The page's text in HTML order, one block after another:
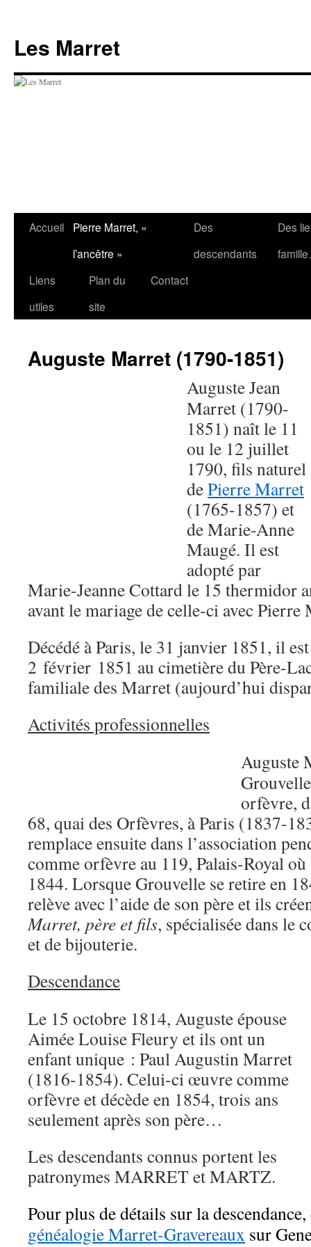
contenu
Les Marret
Accueil
Pierre Marret, «
l’ancêtre »
Des
descendants
Des
Liens
utiles
Plan du
site
Contact
Auguste Marret (1790-1851)
Auguste Jean
Marret (1790-
1851) naît le 11
ou le 12 juillet
1790, fils naturel
dePierre Marret
(1765-1857) et
de Marie-Anne
Maugé. Il est
adopté par
Marie-Jeanne Cottard le 15 thermidor
avant le mariage de celle-ci avec Pierre
Décédé à Paris, le 31 janvier 1851, il
2 février 1851 au cimetière du Père-
familiale des Marret (aujourd’hui
Activités professionnelles
Auguste
orfèvre,
68, quai des Orfèvres, à Paris (1837-
remplace ensuite dans l’association
comme orfèvre au 119, Palais-Royal
1844. Lorsque Grouvelle se retire en
relève avec l’aide de son père et ils
Marret, père et fils, spécialisée dans le
et de bijouterie.
Descendance
Le 15 octobre 1814, Auguste épouse
Aimée Louise Fleury et ils ont un
enfant unique : Paul Augustin Marret
(1816-1854). Celui-ci œuvre comme
orfèvre et décède en 1854, trois ans
seulement après son père…
Les descendants connus portent les
patronymes MARRET et MARTZ.
Pour plus de détails sur la
généalogie Marret-Gravereaux sur